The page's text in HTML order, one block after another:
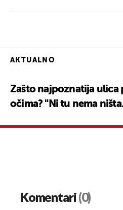
AKTUALNO
Zašto najpoznatija ulica
očima? "Ni tu nema
Komentari(0)